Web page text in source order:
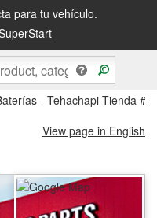
para tu vehículo.
o recógela en la tienda
- Tehachapi Tienda
View page in English